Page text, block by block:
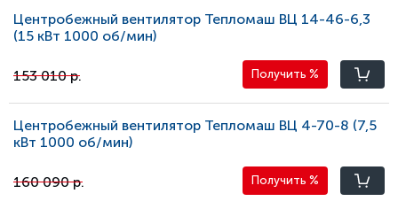
Центробежный вентилятор Тепломаш ВЦ 14-46-6,3
(15 кВт 1000 oб/мин)
153 010 р. Получить %
Центробежный вентилятор Тепломаш ВЦ 4-70-8 (7,5
кВт 1000 oб/мин)
160 090 р. Получить %